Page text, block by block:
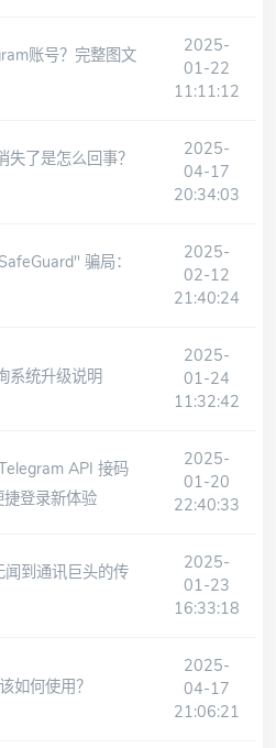
账号？完整图文
2025-
01-22
11:11:12
了是怎么回事？
2025-
04-17
20:34:03
骗局：
2025-
02-12
21:40:24
系统升级说明
2025-
01-24
11:32:42
API 接码
登录新体验
2025-
01-20
22:40:33
到通讯巨头的传
2025-
01-23
16:33:18
如何使用？
2025-
04-17
21:06:21